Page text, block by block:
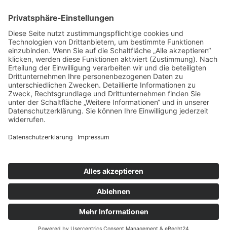
Zurück
Potsdamer Yacht Club e. V.
14109 Berlin
Tel: +49 30 805 35 58
KONTAKT|IMPRESSUM|DATENSCHUTZ